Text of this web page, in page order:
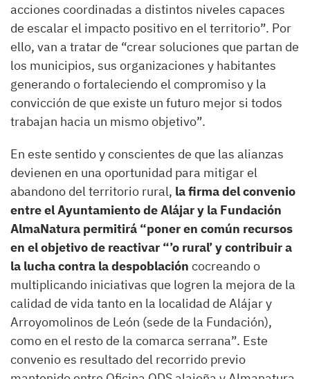
acciones coordinadas a distintos niveles capaces
de escalar el impacto positivo en el territorio”. Por
ello, van a tratar de “crear soluciones que partan de
los municipios, sus organizaciones y habitantes
generando o fortaleciendo el compromiso y la
convicción de que existe un futuro mejor si todos
trabajan hacia un mismo objetivo”.
En este sentido y conscientes de que las alianzas
devienen en una oportunidad para mitigar el
abandono del territorio rural, la firma del convenio
entre el Ayuntamiento de Alájar y la Fundación
AlmaNatura permitirá “poner en común recursos
en el objetivo de reactivar “’o rural’ y contribuir a
la lucha contra la despoblación cocreando o
multiplicando iniciativas que logren la mejora de la
calidad de vida tanto en la localidad de Alájar y
Arroyomolinos de León (sede de la Fundación),
como en el resto de la comarca serrana”. Este
convenio es resultado del recorrido previo